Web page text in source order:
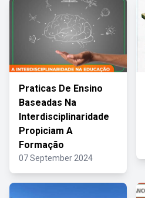
Praticas De Ensino
Baseadas Na
Interdisciplinaridade
Propiciam A
Formação
07 September 2024